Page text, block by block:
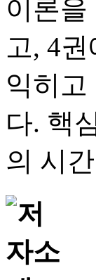
이론
고, 4
익히
다. 핵
의 시